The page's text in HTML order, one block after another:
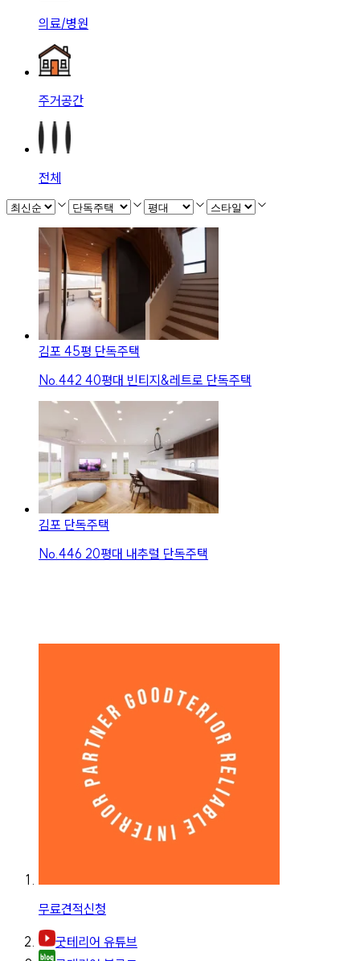
의료/병원
주거공간
전체
김포 45평 단독주택
No. 442 40평대 빈티지&레트로 단독주택
김포 단독주택
No. 446 20평대 내추럴 단독주택
무료견적신청
굿테리어 유튜브